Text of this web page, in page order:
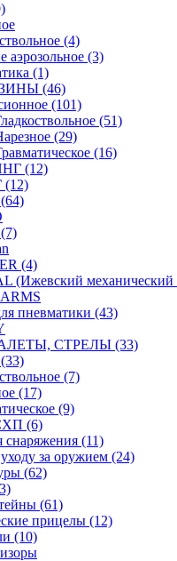
(4)
аэрозольное (3)
(1)
(46)
(101)
(51)
(29)
(16)
(12)
(4)
(Ижевский механический
пневматики (43)
СТРЕЛЫ (33)
(7)
(17)
(9)
(6)
снаряжения (11)
за оружием (24)
(62)
(61)
прицелы (12)
(10)